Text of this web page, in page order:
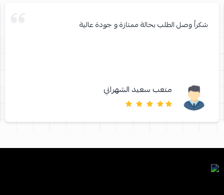
شكراً وصل الطلب بحالة ممتازة و جودة عالية
متعب سعيد الشهراني